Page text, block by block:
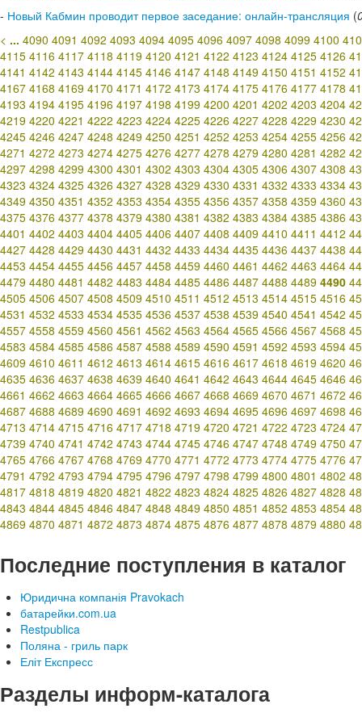
- Новый Кабмин проводит первое заседание: онлайн-трансляция (
< ... 4090 4091 4092 4093 4094 4095 4096 4097 4098 4099 4100
4115 4116 4117 4118 4119 4120 4121 4122 4123 4124 4125 4126
4141 4142 4143 4144 4145 4146 4147 4148 4149 4150 4151 4152
4167 4168 4169 4170 4171 4172 4173 4174 4175 4176 4177 4178
4193 4194 4195 4196 4197 4198 4199 4200 4201 4202 4203 4204
4219 4220 4221 4222 4223 4224 4225 4226 4227 4228 4229 4230
4245 4246 4247 4248 4249 4250 4251 4252 4253 4254 4255 4256
4271 4272 4273 4274 4275 4276 4277 4278 4279 4280 4281 4282
4297 4298 4299 4300 4301 4302 4303 4304 4305 4306 4307 4308
4323 4324 4325 4326 4327 4328 4329 4330 4331 4332 4333 4334
4349 4350 4351 4352 4353 4354 4355 4356 4357 4358 4359 4360
4375 4376 4377 4378 4379 4380 4381 4382 4383 4384 4385 4386
4401 4402 4403 4404 4405 4406 4407 4408 4409 4410 4411 4412
4427 4428 4429 4430 4431 4432 4433 4434 4435 4436 4437 4438
4453 4454 4455 4456 4457 4458 4459 4460 4461 4462 4463 4464
4479 4480 4481 4482 4483 4484 4485 4486 4487 4488 4489 4490
4505 4506 4507 4508 4509 4510 4511 4512 4513 4514 4515 4516
4531 4532 4533 4534 4535 4536 4537 4538 4539 4540 4541 4542
4557 4558 4559 4560 4561 4562 4563 4564 4565 4566 4567 4568
4583 4584 4585 4586 4587 4588 4589 4590 4591 4592 4593 4594
4609 4610 4611 4612 4613 4614 4615 4616 4617 4618 4619 4620
4635 4636 4637 4638 4639 4640 4641 4642 4643 4644 4645 4646
4661 4662 4663 4664 4665 4666 4667 4668 4669 4670 4671 4672
4687 4688 4689 4690 4691 4692 4693 4694 4695 4696 4697 4698
4713 4714 4715 4716 4717 4718 4719 4720 4721 4722 4723 4724
4739 4740 4741 4742 4743 4744 4745 4746 4747 4748 4749 4750
4765 4766 4767 4768 4769 4770 4771 4772 4773 4774 4775 4776
4791 4792 4793 4794 4795 4796 4797 4798 4799 4800 4801 4802
4817 4818 4819 4820 4821 4822 4823 4824 4825 4826 4827 4828
4843 4844 4845 4846 4847 4848 4849 4850 4851 4852 4853 4854
4869 4870 4871 4872 4873 4874 4875 4876 4877 4878 4879 4880
Последние поступления в каталог
Юридична компанія Pravokach
батарейки.com.ua
Restpublica
Поляна - гриль парк
Еліт Експресс
Разделы информ-каталога